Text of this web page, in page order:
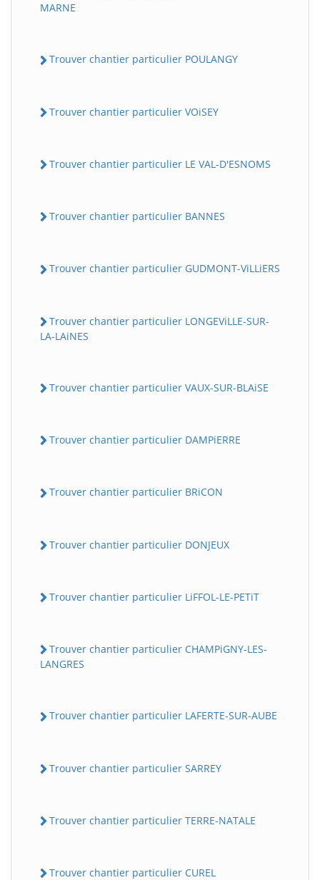
MARNE
Trouver chantier particulier POULANGY
Trouver chantier particulier VOiSEY
Trouver chantier particulier LE VAL-D'ESNOMS
Trouver chantier particulier BANNES
Trouver chantier particulier GUDMONT-ViLLiERS
Trouver chantier particulier LONGEViLLE-SUR-
LA-LAiNES
Trouver chantier particulier VAUX-SUR-BLAiSE
Trouver chantier particulier DAMPiERRE
Trouver chantier particulier BRiCON
Trouver chantier particulier DONJEUX
Trouver chantier particulier LiFFOL-LE-PETiT
Trouver chantier particulier CHAMPiGNY-LES-
LANGRES
Trouver chantier particulier LAFERTE-SUR-AUBE
Trouver chantier particulier SARREY
Trouver chantier particulier TERRE-NATALE
Trouver chantier particulier CUREL